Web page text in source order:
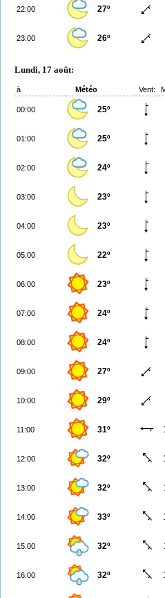
22:00 27º
23:00 26º
Lundi, 17 août:
à Météo Vent:
00:00 25º
01:00 25º
02:00 24º
03:00 23º
04:00 23º
05:00 22º
06:00 23º
07:00 24º
08:00 24º
09:00 27º
10:00 29º
11:00 31º
12:00 32º
13:00 32º
14:00 33º
15:00 32º
16:00 32º